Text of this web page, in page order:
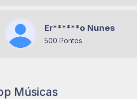
Er******o Nunes
500 Pontos
Músicas